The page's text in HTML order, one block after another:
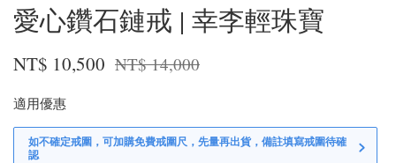
愛心鑽石鏈戒 | 幸李輕珠寶
NT$ 10,500 NT$ 14,000
適用優惠
如不確定戒圍，可加購免費戒圍尺，先量再出貨，備註填寫戒圍待確
認